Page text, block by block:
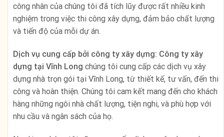
công nhân của chúng tôi đã tích lũy được rất nhiều kinh
nghiệm trong việc thi công xây dựng, đảm bảo chất lượng
và tiến độ của mỗi dự án.
Dịch vụ cung cấp bởi công ty xây dựng: Công ty xây
dựng tại Vĩnh Long chúng tôi cung cấp các dịch vụ xây
dựng nhà trọn gói tại Vĩnh Long, từ thiết kế, tư vấn, đến thi
công và hoàn thiện. Chúng tôi cam kết mang đến cho khách
hàng những ngôi nhà chất lượng, tiện nghi, và phù hợp với
nhu cầu và ngân sách của họ.